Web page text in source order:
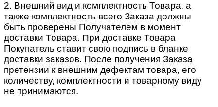
2. Внешний вид и комплектность Товара, а
также комплектность всего Заказа должны
быть проверены Получателем в момент
доставки Товара. При доставке Товара
Покупатель ставит свою подпись в бланке
доставки заказов. После получения Заказа
претензии к внешним дефектам товара, его
количеству, комплектности и товарному виду
не принимаются.